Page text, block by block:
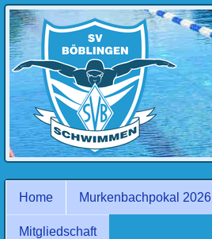
Navigation
überspringen
Home Murkenbachpokal 2026
Mitgliedschaft